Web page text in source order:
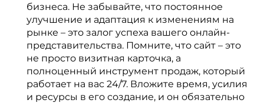
бизнеса. Не забывайте, что постоянное
улучшение и адаптация к изменениям на
рынке – это залог успеха вашего онлайн-
представительства. Помните, что сайт – это
не просто визитная карточка, а
полноценный инструмент продаж, который
работает на вас 24/7. Вложите время, усилия
и ресурсы в его создание, и он обязательно